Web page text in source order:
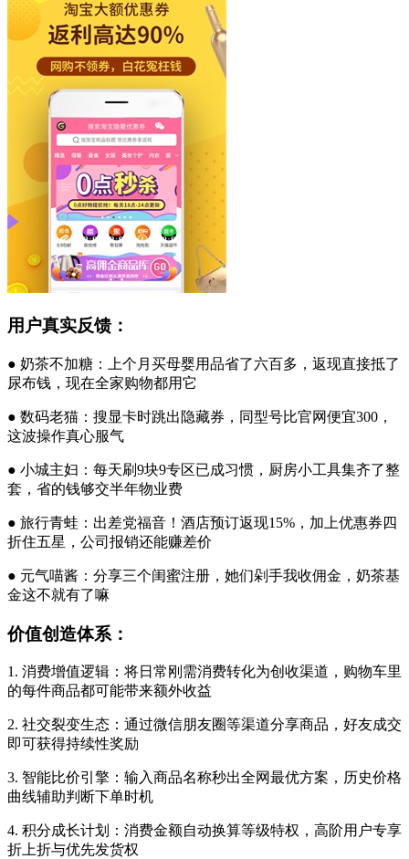
用户真实反馈：
● 奶茶不加糖：上个月买母婴用品省了六百多，返现直接抵了
尿布钱，现在全家购物都用它
● 数码老猫：搜显卡时跳出隐藏券，同型号比官网便宜300，
这波操作真心服气
● 小城主妇：每天刷9块9专区已成习惯，厨房小工具集齐了整
套，省的钱够交半年物业费
● 旅行青蛙：出差党福音！酒店预订返现15%，加上优惠券四
折住五星，公司报销还能赚差价
● 元气喵酱：分享三个闺蜜注册，她们剁手我收佣金，奶茶基
金这不就有了嘛
价值创造体系：
1. 消费增值逻辑：将日常刚需消费转化为创收渠道，购物车里
的每件商品都可能带来额外收益
2. 社交裂变生态：通过微信朋友圈等渠道分享商品，好友成交
即可获得持续性奖励
3. 智能比价引擎：输入商品名称秒出全网最优方案，历史价格
曲线辅助判断下单时机
4. 积分成长计划：消费金额自动换算等级特权，高阶用户专享
折上折与优先发货权